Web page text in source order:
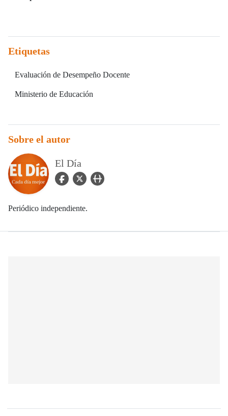
Etiquetas
Evaluación de Desempeño Docente
Ministerio de Educación
Sobre el autor
El Día
facebook Icon
twitter Iconuser_url Icon
Periódico independiente.